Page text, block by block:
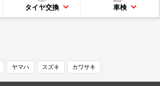
タイヤ交換 車検
ヤマハ スズキ カワサキ